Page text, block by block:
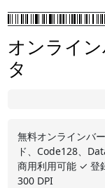
オンライ
タ
無料オンラインバ
ド、Code128、
商用利用可能 ✓ 登
300 DPI